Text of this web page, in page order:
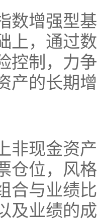
数增强型
上，通过
控制，力
产的长期
非现金资
仓位，风
合与业绩
及业绩的